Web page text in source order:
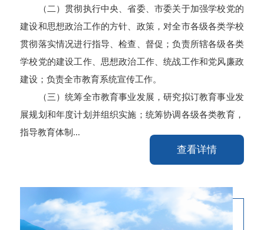
（二）贯彻执行中央、省委、市委关于加强学校党的
建设和思想政治工作的方针、政策，对全市各级各类学校
贯彻落实情况进行指导、检查、督促；负责所辖各级各类
学校党的建设工作、思想政治工作、统战工作和党风廉政
建设；负责全市教育系统宣传工作。
（三）统筹全市教育事业发展，研究拟订教育事业发
展规划和年度计划并组织实施；统筹协调各级各类教育，
指导教育体制...
查看详情